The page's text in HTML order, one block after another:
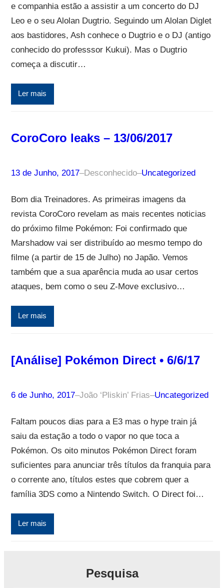
e companhia estão a assistir a um concerto do DJ
Leo e o seu Alolan Dugtrio. Seguindo um Alolan Diglet
aos bastidores, Ash conhece o Dugtrio e o DJ (antigo
conhecido do professsor Kukui). Mas o Dugtrio
começa a discutir…
Ler mais
CoroCoro leaks – 13/06/2017
13 de Junho, 2017–Desconhecido–Uncategorized
Bom dia Treinadores. As primeiras imagens da
revista CoroCoro revelam as mais recentes noticias
do próximo filme Pokémon: Foi confirmado que
Marshadow vai ser distribuído ao mesmo tempo do
filme (a partir de 15 de Julho) no Japão. Vemos
também que a sua aparência muda ao usar certos
ataques, bem como o seu Z-Move exclusivo…
Ler mais
[Análise] Pokémon Direct • 6/6/17
6 de Junho, 2017–João ‘Pliskin’ Frias–Uncategorized
Faltam poucos dias para a E3 mas o hype train já
saiu da estação a todo o vapor no que toca a
Pokémon. Os oito minutos Pokémon Direct foram
suficientes para anunciar três títulos da franquia para
o corrente ano, títulos estes que cobrem quer a
família 3DS como a Nintendo Switch. O Direct foi…
Ler mais
Pesquisa